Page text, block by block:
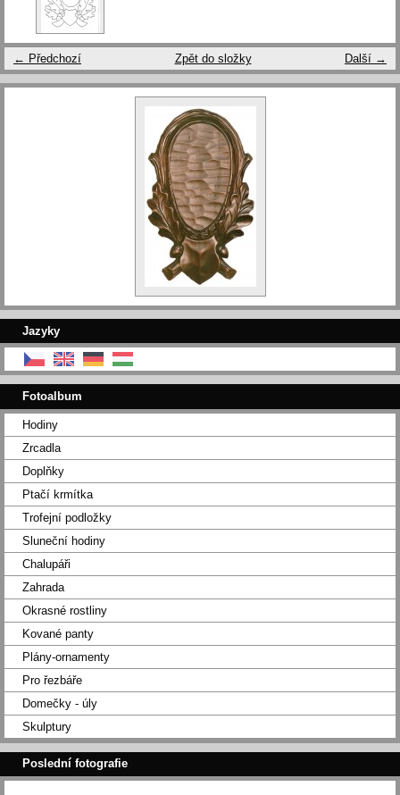
← Předchozí Další →
Zpět do složky
Jazyky
Fotoalbum
Hodiny
Zrcadla
Doplňky
Ptačí krmítka
Trofejní podložky
Sluneční hodiny
Chalupáři
Zahrada
Okrasné rostliny
Kované panty
Plány-ornamenty
Pro řezbáře
Domečky - úly
Skulptury
Poslední fotografie